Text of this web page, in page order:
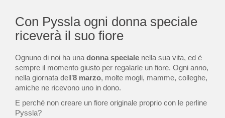
Con Pyssla ogni donna speciale
riceverà il suo fiore
Ognuno di noi ha una donna speciale nella sua vita, ed è
sempre il momento giusto per regalarle un fiore. Ogni anno,
nella giornata dell’8 marzo, molte mogli, mamme, colleghe,
amiche ne ricevono uno in dono.
E perché non creare un fiore originale proprio con le perline
Pyssla?